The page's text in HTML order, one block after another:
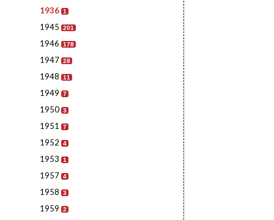
1936 1
1945 201
1946 178
1947 28
1948 11
1949 7
1950 3
1951 7
1952 4
1953 1
1957 4
1958 3
1959 2